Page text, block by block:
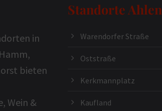
in
bieten
Wein &
Standorte Ahlen
Warendorfer Straße
Oststraße
Kerkmannplatz
Kaufland